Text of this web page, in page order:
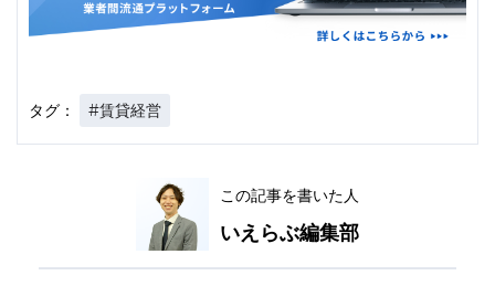
タグ： #賃貸経営
この記事を書いた人
いえらぶ編集部